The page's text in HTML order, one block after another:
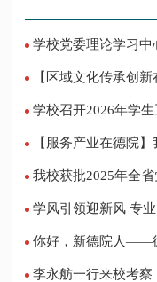
学校党委理论学习中
学校召开2026年学
我校获批2025年全省党校（行政学院）系统课题立
学风引领迎新风 专业点亮迎新点——德州学院2024
你好，新德院人——
李永舫一行来校考察